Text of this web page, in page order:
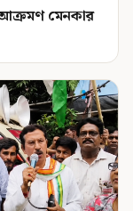
মেনকার